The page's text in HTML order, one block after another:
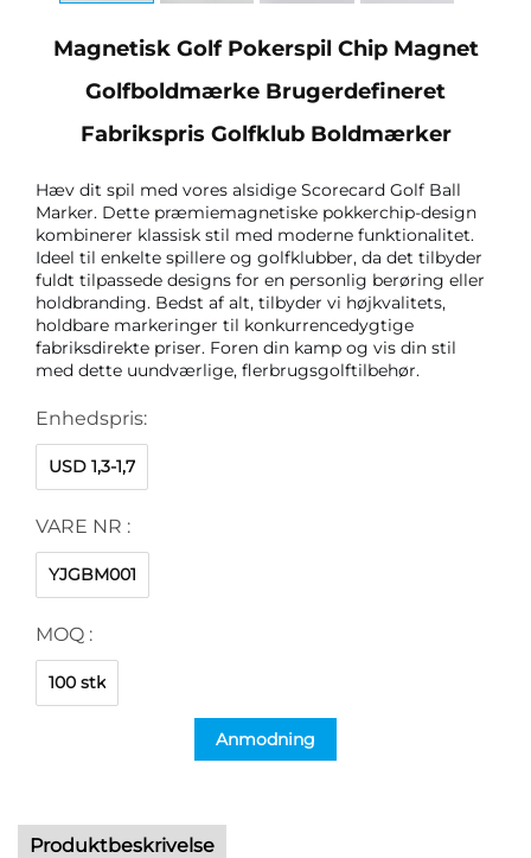
Magnetisk Golf Pokerspil Chip Magnet
Golfboldmærke Brugerdefineret
Fabrikspris Golfklub Boldmærker
Hæv dit spil med vores alsidige Scorecard Golf Ball
Marker. Dette præmiemagnetiske pokkerchip-design
kombinerer klassisk stil med moderne funktionalitet.
Ideel til enkelte spillere og golfklubber, da det tilbyder
fuldt tilpassede designs for en personlig berøring eller
holdbranding. Bedst af alt, tilbyder vi højkvalitets,
holdbare markeringer til konkurrencedygtige
fabriksdirekte priser. Foren din kamp og vis din stil
med dette uundværlige, flerbrugsgolftilbehør.
Enhedspris:
USD 1,3-1,7
VARE NR :
YJGBM001
MOQ :
100 stk
Anmodning
Produktbeskrivelse